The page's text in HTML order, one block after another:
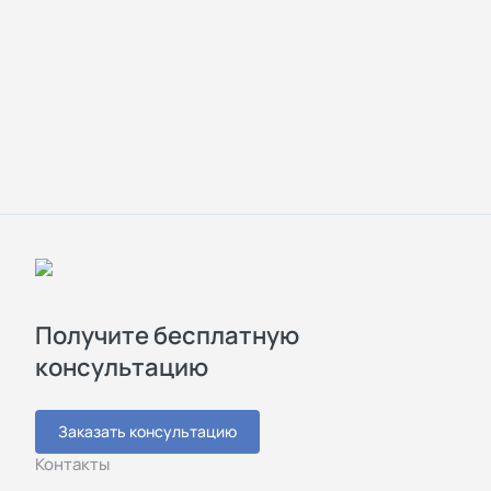
Получите бесплатную
консультацию
Заказать консультацию
Контакты